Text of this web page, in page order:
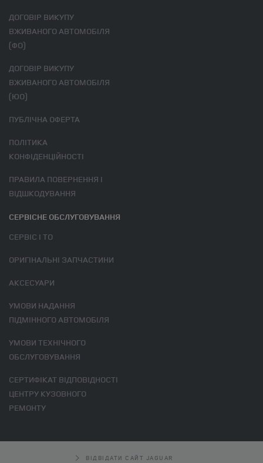
ДОГОВІР ВИКУПУ
ВЖИВАНОГО АВТОМОБІЛЯ
(ФО)
ДОГОВІР ВИКУПУ
ВЖИВАНОГО АВТОМОБІЛЯ
(ЮО)
ПУБЛІЧНА ОФЕРТА
ПОЛІТИКА
КОНФІДЕНЦІЙНОСТІ
ПРАВИЛА ПОВЕРНЕННЯ І
ВІДШКОДУВАННЯ
СЕРВІСНЕ ОБСЛУГОВУВАННЯ
СЕРВІС І ТО
ОРИГІНАЛЬНІ ЗАПЧАСТИНИ
АКСЕСУАРИ
УМОВИ НАДАННЯ
ПІДМІННОГО АВТОМОБІЛЯ
УМОВИ ТЕХНІЧНОГО
ОБСЛУГОВУВАННЯ
СЕРТИФІКАТ ВІДПОВІДНОСТІ
ЦЕНТРУ КУЗОВНОГО
РЕМОНТУ
ВІДВІДАТИ САЙТ JAGUAR